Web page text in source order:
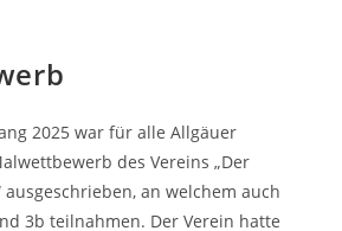
2025 war für alle Allgäuer
des Vereins „Der
ausgeschrieben, an welchem auch
3b teilnahmen. Der Verein hatte